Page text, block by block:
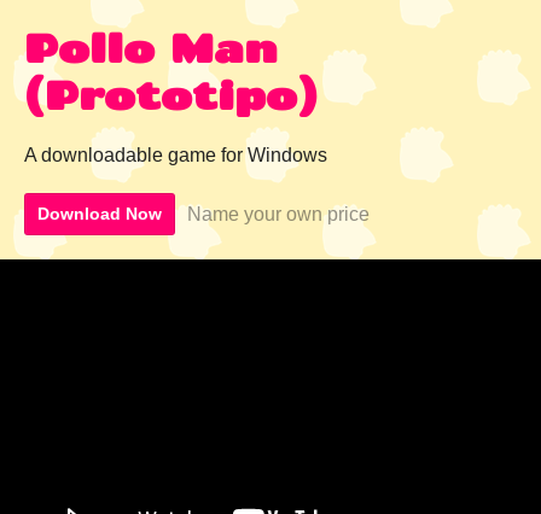
Pollo Man
(Prototipo)
A downloadable game for Windows
Download Now Name your own price